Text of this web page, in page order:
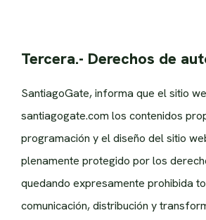
Tercera.- Derechos de
SantiagoGate, informa que el sitio
santiagogate.com los contenidos
programación y el diseño del sitio
plenamente protegido por los
quedando expresamente prohibida
comunicación, distribución y